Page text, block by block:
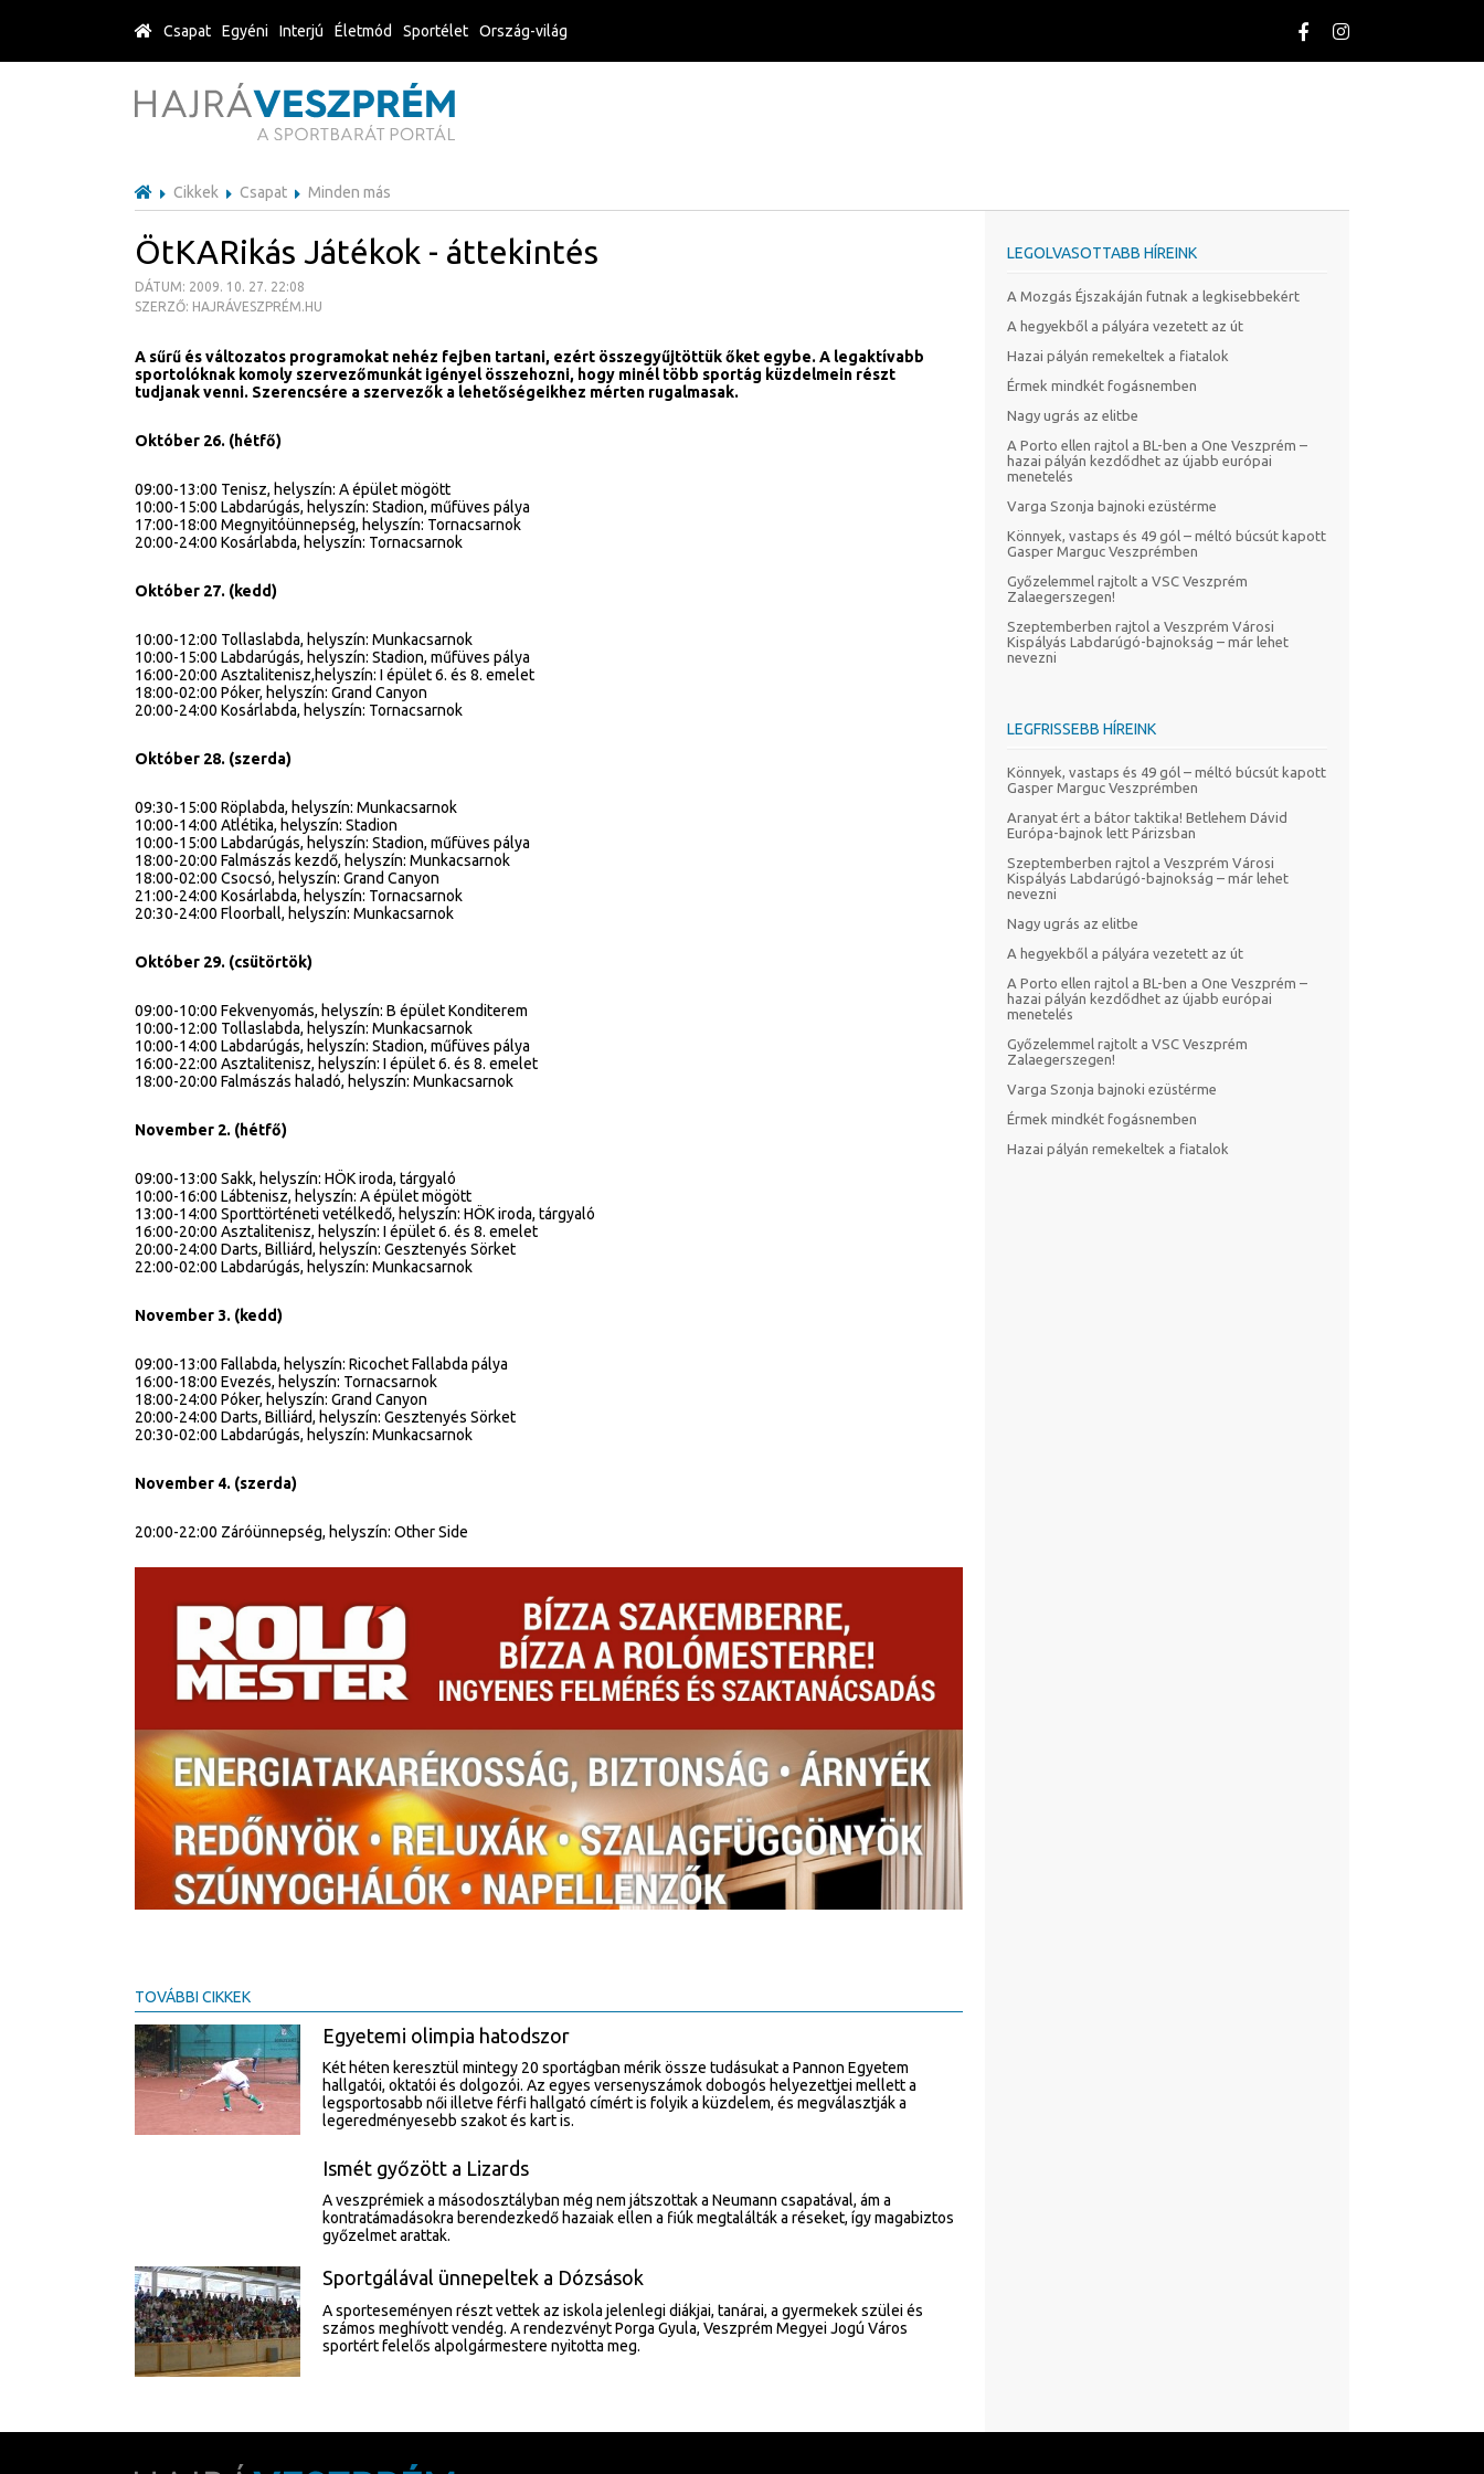
Cikkek Csapat Minden más
ÖtKARikás Játékok - áttekintés
DÁTUM: 2009. 10. 27. 22:08
SZERZŐ: HAJRÁVESZPRÉM.HU
A sűrű és változatos programokat nehéz fejben tartani, ezért összegyűjtöttük őket egybe. A legaktívabb
sportolóknak komoly szervezőmunkát igényel összehozni, hogy minél több sportág küzdelmein részt
tudjanak venni. Szerencsére a szervezők a lehetőségeikhez mérten rugalmasak.
Október 26. (hétfő)
09:00-13:00 Tenisz, helyszín: A épület mögött
10:00-15:00 Labdarúgás, helyszín: Stadion, műfüves pálya
17:00-18:00 Megnyitóünnepség, helyszín: Tornacsarnok
20:00-24:00 Kosárlabda, helyszín: Tornacsarnok
Október 27. (kedd)
10:00-12:00 Tollaslabda, helyszín: Munkacsarnok
10:00-15:00 Labdarúgás, helyszín: Stadion, műfüves pálya
16:00-20:00 Asztalitenisz,helyszín: I épület 6. és 8. emelet
18:00-02:00 Póker, helyszín: Grand Canyon
20:00-24:00 Kosárlabda, helyszín: Tornacsarnok
Október 28. (szerda)
09:30-15:00 Röplabda, helyszín: Munkacsarnok
10:00-14:00 Atlétika, helyszín: Stadion
10:00-15:00 Labdarúgás, helyszín: Stadion, műfüves pálya
18:00-20:00 Falmászás kezdő, helyszín: Munkacsarnok
18:00-02:00 Csocsó, helyszín: Grand Canyon
21:00-24:00 Kosárlabda, helyszín: Tornacsarnok
20:30-24:00 Floorball, helyszín: Munkacsarnok
Október 29. (csütörtök)
09:00-10:00 Fekvenyomás, helyszín: B épület Konditerem
10:00-12:00 Tollaslabda, helyszín: Munkacsarnok
10:00-14:00 Labdarúgás, helyszín: Stadion, műfüves pálya
16:00-22:00 Asztalitenisz, helyszín: I épület 6. és 8. emelet
18:00-20:00 Falmászás haladó, helyszín: Munkacsarnok
November 2. (hétfő)
09:00-13:00 Sakk, helyszín: HÖK iroda, tárgyaló
10:00-16:00 Lábtenisz, helyszín: A épület mögött
13:00-14:00 Sporttörténeti vetélkedő, helyszín: HÖK iroda, tárgyaló
16:00-20:00 Asztalitenisz, helyszín: I épület 6. és 8. emelet
20:00-24:00 Darts, Billiárd, helyszín: Gesztenyés Sörket
22:00-02:00 Labdarúgás, helyszín: Munkacsarnok
November 3. (kedd)
09:00-13:00 Fallabda, helyszín: Ricochet Fallabda pálya
16:00-18:00 Evezés, helyszín: Tornacsarnok
18:00-24:00 Póker, helyszín: Grand Canyon
20:00-24:00 Darts, Billiárd, helyszín: Gesztenyés Sörket
20:30-02:00 Labdarúgás, helyszín: Munkacsarnok
November 4. (szerda)
20:00-22:00 Záróünnepség, helyszín: Other Side
TOVÁBBI CIKKEK
Egyetemi olimpia hatodszor
Két héten keresztül mintegy 20 sportágban mérik össze tudásukat a Pannon Egyetem
hallgatói, oktatói és dolgozói. Az egyes versenyszámok dobogós helyezettjei mellett a
legsportosabb női illetve férfi hallgató címért is folyik a küzdelem, és megválasztják a
legeredményesebb szakot és kart is.
Ismét győzött a Lizards
A veszprémiek a másodosztályban még nem játszottak a Neumann csapatával, ám a
kontratámadásokra berendezkedő hazaiak ellen a fiúk megtalálták a réseket, így magabiztos
győzelmet arattak.
Sportgálával ünnepeltek a Dózsások
A sporteseményen részt vettek az iskola jelenlegi diákjai, tanárai, a gyermekek szülei és
számos meghívott vendég. A rendezvényt Porga Gyula, Veszprém Megyei Jogú Város
sportért felelős alpolgármestere nyitotta meg.
LEGOLVASOTTABB HÍREINK
A Mozgás Éjszakáján futnak a legkisebbekért
A hegyekből a pályára vezetett az út
Hazai pályán remekeltek a fiatalok
Érmek mindkét fogásnemben
Nagy ugrás az elitbe
A Porto ellen rajtol a BL-ben a One Veszprém –
hazai pályán kezdődhet az újabb európai
menetelés
Varga Szonja bajnoki ezüstérme
Könnyek, vastaps és 49 gól – méltó búcsút kapott
Gasper Marguc Veszprémben
Győzelemmel rajtolt a VSC Veszprém
Zalaegerszegen!
Szeptemberben rajtol a Veszprém Városi
Kispályás Labdarúgó-bajnokság – már lehet
nevezni
LEGFRISSEBB HÍREINK
Könnyek, vastaps és 49 gól – méltó búcsút kapott
Gasper Marguc Veszprémben
Aranyat ért a bátor taktika! Betlehem Dávid
Európa-bajnok lett Párizsban
Szeptemberben rajtol a Veszprém Városi
Kispályás Labdarúgó-bajnokság – már lehet
nevezni
Nagy ugrás az elitbe
A hegyekből a pályára vezetett az út
A Porto ellen rajtol a BL-ben a One Veszprém –
hazai pályán kezdődhet az újabb európai
menetelés
Győzelemmel rajtolt a VSC Veszprém
Zalaegerszegen!
Varga Szonja bajnoki ezüstérme
Érmek mindkét fogásnemben
Hazai pályán remekeltek a fiatalok
Csapat Egyéni Interjú Életmód Sportélet Ország-világ